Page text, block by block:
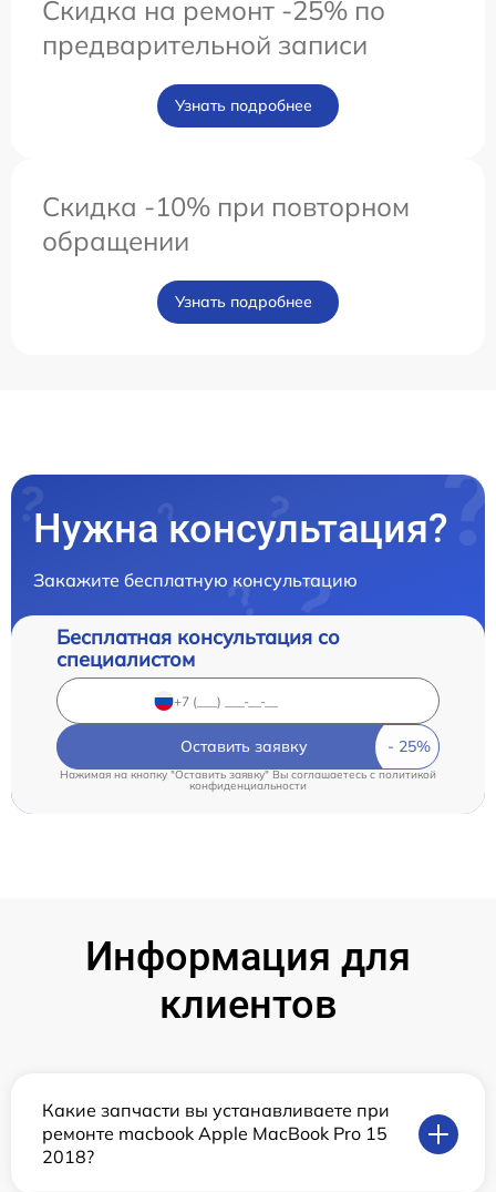
Скидка на ремонт -25% по
предварительной записи
Узнать подробнее
Скидка -10% при повторном
обращении
Узнать подробнее
Нужна консультация?
Закажите бесплатную консультацию
Бесплатная консультация со
специалистом
Оставить заявку
Нажимая на кнопку "Оставить заявку" Вы соглашаетесь c политикой
конфиденциальности
Информация для
клиентов
Какие запчасти вы устанавливаете при
ремонте macbook Apple MacBook Pro 15
2018?